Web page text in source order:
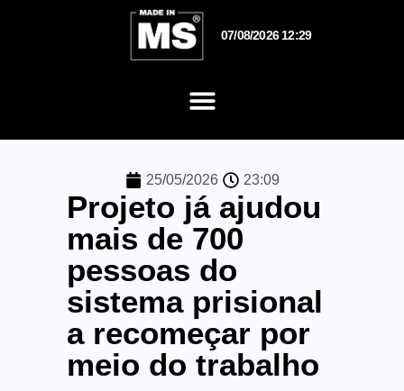
07/08/2026 12:29
25/05/2026 23:09
Projeto já ajudou
mais de 700
pessoas do
sistema prisional
a recomeçar por
meio do trabalho